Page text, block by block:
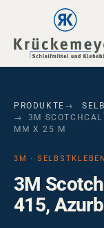
Skip to main
Skip to main content
Skip to page footer
PRODUKTE
3M SCOTCHCAL
MM X 25 M
3M ·
3M
415,